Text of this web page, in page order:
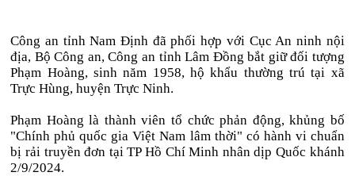
Công an tỉnh Nam Định đã phối hợp với Cục An ninh nội
địa, Bộ Công an, Công an tỉnh Lâm Đồng bắt giữ đối tượng
Phạm Hoàng, sinh năm 1958, hộ khẩu thường trú tại xã
Trực Hùng, huyện Trực Ninh.
Phạm Hoàng là thành viên tổ chức phản động, khủng bố
"Chính phủ quốc gia Việt Nam lâm thời" có hành vi chuẩn
bị rải truyền đơn tại TP Hồ Chí Minh nhân dịp Quốc khánh
2/9/2024.